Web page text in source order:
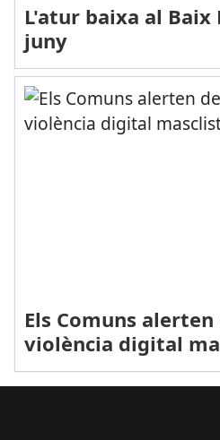
L'atur baixa al Baix
juny
Els Comuns
violència digital